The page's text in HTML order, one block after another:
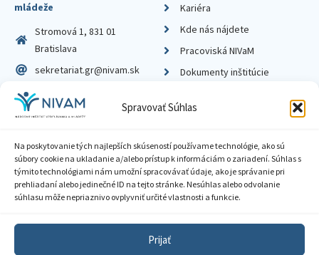
Spravovať Súhlas
Na poskytovanie tých najlepších skúseností používame technológie, ako sú
súbory cookie na ukladanie a/alebo prístup k informáciám o zariadení. Súhlas s
týmito technológiami nám umožní spracovávať údaje, ako je správanie pri
prehliadaní alebo jedinečné ID na tejto stránke. Nesúhlas alebo odvolanie
súhlasu môže nepriaznivo ovplyvniť určité vlastnosti a funkcie.
Prijať
mládeže
Stromová 1, 831 01
Bratislava
sekretariat.gr@nivam.sk
IČO: 00164348
DIČ: 2020798714
Kariéra
Kde nás nájdete
Pracoviská NIVaM
Dokumenty inštitúcie
Zásady ochrany súkromia
Sprístupnenie informácií